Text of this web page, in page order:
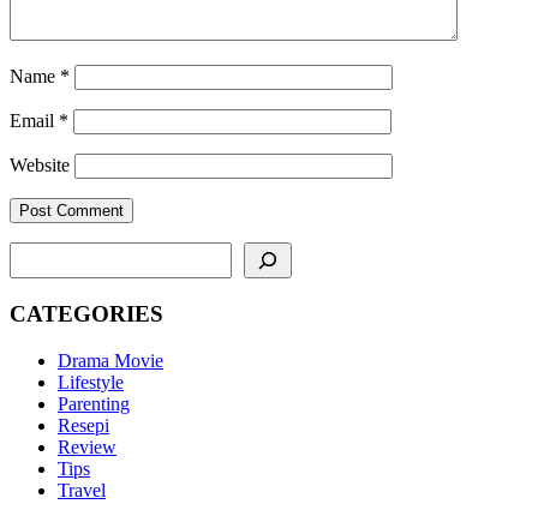
Name *
Email *
Website
CATEGORIES
Drama Movie
Lifestyle
Parenting
Resepi
Review
Tips
Travel